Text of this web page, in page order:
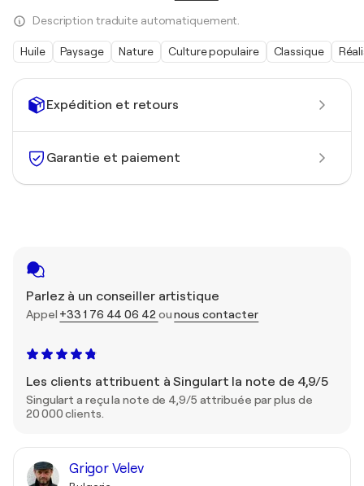
Expédition et retours
Garantie et paiement
Parlez à un conseiller artistique
Appel +33 1 76 44 06 42 ounous contacter
Les clients attribuent à Singulart la note de 4,9/5
Singulart a reçu la note de 4,9/5 attribuée par plus de
20 000 clients.
Grigor Velev
Description traduite automatiquement.
Huile Paysage Nature Culture populaire Classique